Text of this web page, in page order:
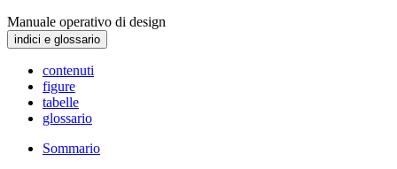
Manuale operativo di design
indici e glossario
contenuti
figure
tabelle
glossario
Sommario